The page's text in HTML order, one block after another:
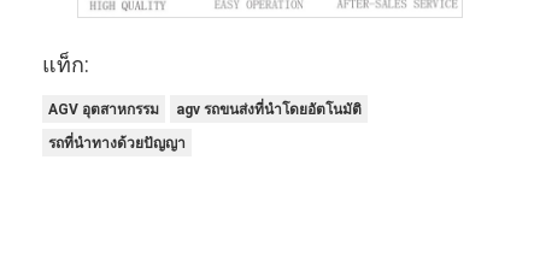
แท็ก:
AGV อุตสาหกรรม
agv รถขนส่งที่นําโดยอัตโนมัติ
รถที่นําทางด้วยปัญญา